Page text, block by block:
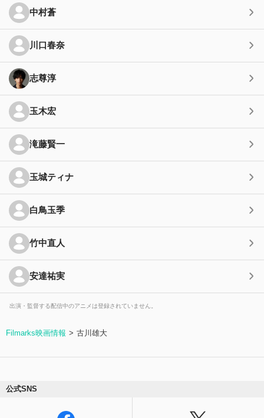
中村蒼
川口春奈
志尊淳
玉木宏
滝藤賢一
玉城ティナ
白鳥玉季
竹中直人
安達祐実
出演・監督する配信中のアニメは登録されていません。
Filmarks映画情報 古川雄大
公式SNS